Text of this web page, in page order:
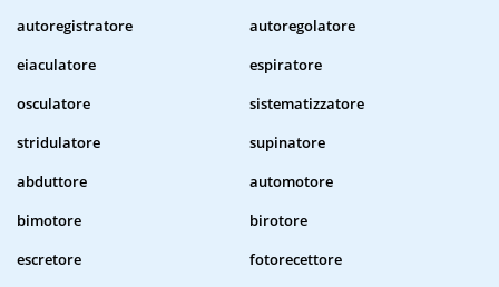
autoregistratore
autoregolatore
eiaculatore
espiratore
osculatore
sistematizzatore
stridulatore
supinatore
abduttore
automotore
bimotore
birotore
escretore
fotorecettore